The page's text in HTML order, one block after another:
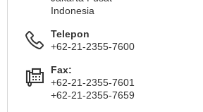
Indonesia
Telepon
+62-21-2355-7600
Fax:
+62-21-2355-7601
+62-21-2355-7659